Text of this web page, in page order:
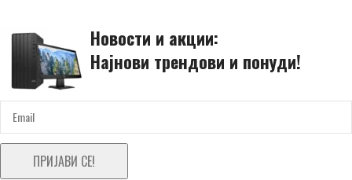
Новости и акции:
Најнови трендови и понуди!
ПРИЈАВИ СЕ!